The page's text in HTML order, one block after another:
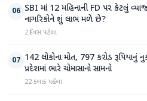
06 SBI માં 12 મહિનાની FD પર કેટલું
નાગરિકોને શું લાભ મળે છે?
2 દિવસ પહેલા
07 142 લોકોના મોત, 797 કરોડ રૂપિયાનું
પ્રદેશમાં ભારે ચોમાસાનો સામનો
22 કલાક પહેલા